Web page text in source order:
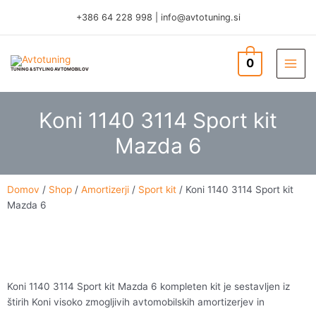
content
+386 64 228 998 info@avtotuning.si
TUNING & STYLING AVTOMOBILOV 0
Koni 1140 3114 Sport kit
Mazda 6
Domov / Shop / Amortizerji / Sport kit / Koni 1140 3114 Sport kit
Mazda 6
Koni 1140 3114 Sport kit Mazda 6 kompleten kit je sestavljen iz
štirih Koni visoko zmogljivih avtomobilskih amortizerjev in